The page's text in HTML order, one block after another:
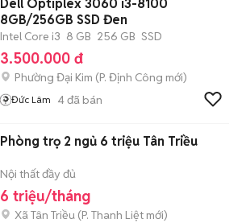
Dell Optiplex 3060 i3-8100
8GB/256GB SSD Đen
Intel Core i3 8 GB 256 GB SSD
3.500.000 đ
Phường Đại Kim (P. Định Công mới)
Đức Lâm 4đã bán
Phòng trọ 2 ngủ 6 triệu Tân Triều
Nội thất đầy đủ
6 triệu/tháng
Xã Tân Triều (P. Thanh Liệt mới)